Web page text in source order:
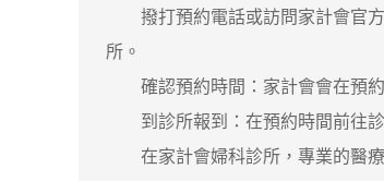
撥打預約電話或訪問家計會官方
所。
確認預約時間：家計會會在預約
到診所報到：在預約時間前往診
在家計會婦科診所，專業的醫療